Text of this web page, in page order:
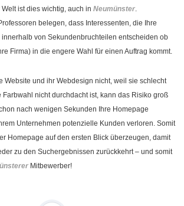
ist dies wichtig, auch in Neumünster.
belegen, dass Interessenten, die Ihre
innerhalb von Sekundenbruchteilen entscheiden ob
Firma) in die engere Wahl für einen Auftrag kommt.
Website und ihr Webdesign nicht, weil sie schlecht
Farbwahl nicht durchdacht ist, kann das Risiko groß
nach wenigen Sekunden Ihre Homepage
Unternehmen potenzielle Kunden verloren. Somit
Homepage auf den ersten Blick überzeugen, damit
zu den Suchergebnissen zurückkehrt – und somit
Mitbewerber!